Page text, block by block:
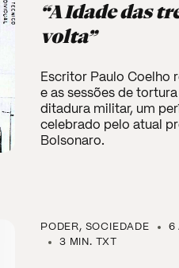
“A Idade das
volta”
Escritor Paulo Coelho
e as sessões de
ditadura militar, um
celebrado pelo atual
Bolsonaro.
PODER SOCIEDADE
6
3 MIN. TXT